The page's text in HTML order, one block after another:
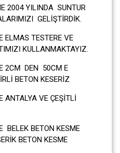
2004 YILINDA SUNTUR
GELİŞTİRDİK.
ELMAS TESTERE VE
KULLANMAKTAYIZ.
2CM DEN 50CM E
BETON KESERİZ
ANTALYA VE ÇEŞİTLİ
BELEK BETON KESME
BETON KESME